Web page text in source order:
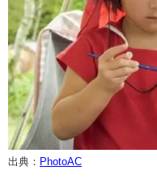
出典： PhotoAC